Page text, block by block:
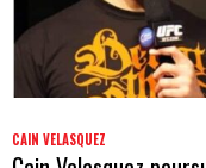
CAIN VELASQUEZ